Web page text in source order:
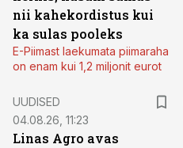
nii kahekordistus kui
ka sulas pooleks
E-Piimast laekumata piimaraha
on enam kui 1,2 miljonit eurot
UUDISED
04.08.26, 11:23
Linas Agro avas